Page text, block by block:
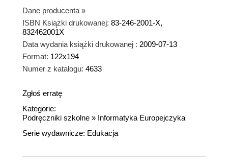
Dane producenta »
ISBN Książki drukowanej: 83-246-2001-X,
832462001X
Data wydania książki drukowanej : 2009-07-13
Format: 122x194
Numer z katalogu: 4633
Zgłoś erratę
Kategorie:
Podręczniki szkolne » Informatyka Europejczyka
Serie wydawnicze: Edukacja